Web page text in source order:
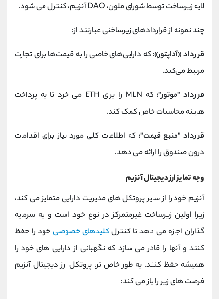
لایه زیرساخت توسط شورای ملون، DAO آنزیم، کنترل می شود.
چند نمونه از قراردادهای زیرساختی عبارتند از:
قرارداد «آداپتور»:که دارایی‌های خاصی را به قیمت‌ها برای تجارت
مرتبط می‌کند.
قرارداد "موتور":
که MLN را برای ETH می خرد تا به پرداخت
هزینه محاسبات خاص کمک کند.
قرارداد "منبع قیمت": که اطلاعات کلی مورد نیاز برای اقدامات
درون صندوق را ارائه می دهد.
وجه تمایز ارز دیجیتال آنزیم
آنزیم خود را از سایر پروتکل‌ های مدیریت دارایی متمایز می‌ کند،
زیرا اولین زیرساخت غیرمتمرکز در نوع خود است و به سرمایه
‌گذاران اجازه می‌ دهد تا کنترل کلیدهای خصوصی خود را حفظ
کنند و آنها را قادر می‌ سازد که نگهبانی از دارایی‌ های خود را
همیشه حفظ کنند. به طور خاص تر، پروتکل ارز دیجیتال آنزیم
فرصت های زیر را باز می کند: